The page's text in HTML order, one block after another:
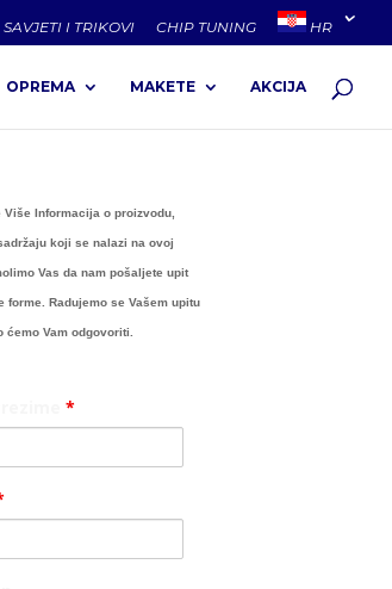
SAVJETI I TRIKOVI CHIP TUNING HR
OPREMA MAKETE AKCIJA
Više Informacija o proizvodu,
koji se nalazi na ovoj
Vas da nam pošaljete upit
forme. Radujemo se Vašem upitu
ćemo Vam odgovoriti.
*